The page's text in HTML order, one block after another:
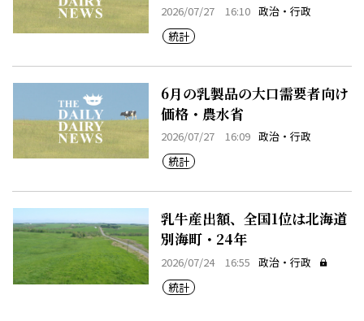
2026/07/27 16:10 政治・行政
統計
6月の乳製品の大口需要者向け
価格・農水省
2026/07/27 16:09 政治・行政
統計
乳牛産出額、全国1位は北海道
別海町・24年
2026/07/24 16:55 政治・行政
統計